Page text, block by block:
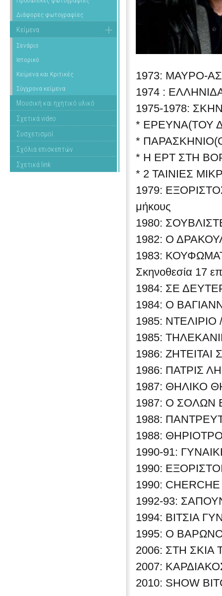
Διάφορες φωτογραφίες
Κείμενα
Σενάριο
Ιστορικό
Κείμενα και Κριτικές
Σύγχρονα κείμενα
Μουσική και ηχητικό υλικό
Σχετικά video
Συσχετισμοί
Σχόλια επισκεπτών
Σχετικά link
1973: ΜΑΥΡΟ-
1974 : ΕΛΛΗΝΙΔΑ
1975-1978:
* ΕΡΕΥΝΑ(ΤΟΥ
*
* Η ΕΡΤ ΣΤΗ
* 2 ΤΑΙΝΙΕΣ
1979:
μήκους
1980:
1982: Ο
1983:
Σκηνοθεσία 17
1984: ΣΕ
1984: Ο
1985: ΝΤΕΛΙΡΙΟ /
1985:
1986: ΖΗΤΕΙΤΑΙ
1986: ΠΑΤΡΙΣ
1987: ΘΗΛΙΚΟ
1987: Ο ΣΟΛΩΝ
1988:
1988:
1990-91:
1990:
1990: CHERCHE
1992-93:
1994: ΒΙΤΣΙΑ
1995: Ο
2006: ΣΤΗ ΣΚΙΑ
2007:
2010: SHOW